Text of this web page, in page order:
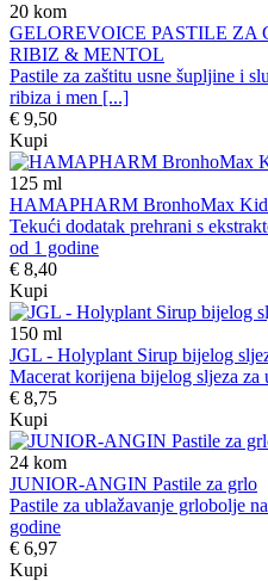
20 kom
GELOREVOICE PASTILE ZA
RIBIZ & MENTOL
Pastile za zaštitu usne šupljine i
ribiza i men [...]
€ 9,50
Kupi
125 ml
HAMAPHARM BronhoMax
Tekući dodatak prehrani s
od 1 godine
€ 8,40
Kupi
150 ml
JGL - Holyplant Sirup bijelog
Macerat korijena bijelog sljeza
€ 8,75
Kupi
24 kom
JUNIOR-ANGIN Pastile za grlo
Pastile za ublažavanje grlobolje
godine
€ 6,97
Kupi